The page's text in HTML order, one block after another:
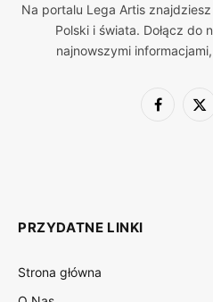
Na portalu Lega Artis
Polski i świata. Dołącz do
najnowszymi
Facebook
X
PRZYDATNE LINKI
Strona główna